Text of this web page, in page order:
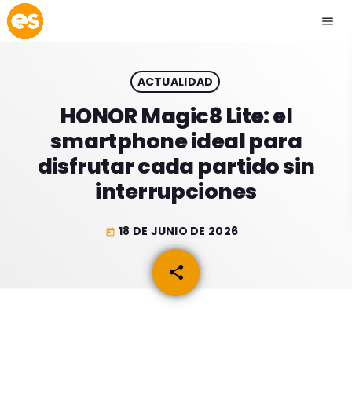
menu
EMISIÓN LA PAZ
EMISIÓN COCHABAMBA
ESLATINO NEWS
ACTUALIDAD
HONOR Magic8 Lite: el
smartphone ideal para
disfrutar cada partido sin
interrupciones
today 18 DE JUNIO DE 2026
share
email